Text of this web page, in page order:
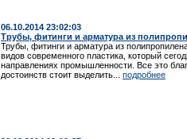
06.10.2014 23:02:03
Трубы, фитинги и арматура из
Трубы, фитинги и арматура из
видов современного пластика, который
направлениях промышленности. Все это
достоинств стоит выделить... подробнее